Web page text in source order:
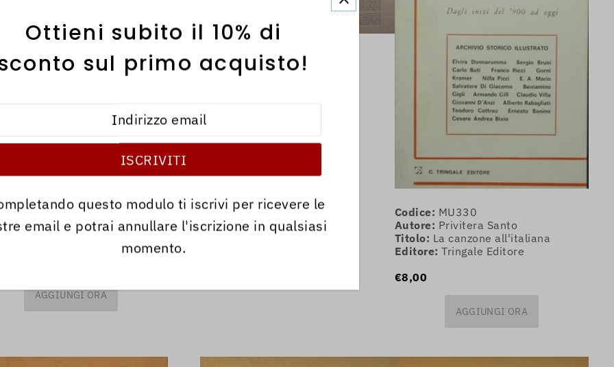
MU184
Bellini Vincenzo
Beatrice di Tenda
Ricciardi
AGGIUNGI ORA
Codice: MU272
Autore: AA.VV.
€8,00
Codice: MU330
Autore: Privitera Santo
Titolo: La canzone all'italiana
Editore: Tringale Editore
€8,00
AGGIUNGI ORA
Ottieni subito il 10% di
sul primo acquisto!
questo modulo ti iscrivi per ricevere le
email e potrai annullare l'iscrizione in qualsiasi
momento.